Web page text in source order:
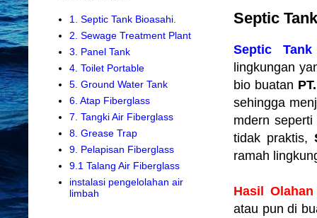
Septic
Septic Tank
lingkungan
bio buatan
sehingga
mdern
tidak praktis,
ramah
Hasil
atau pun di
1. Septic Tank Bioasahi.
2. Sewage Treatment Plant
3. Panel Tank
4. Toilet Portable
5. Ground Water Tank
6. Atap Fiberglass
7. Tangki Air Fiberglass
8. Grease Trap
9. Pelapisan Fiberglass
9.1 Talang Air Fiberglass
instalasi pengelolahan air
limbah